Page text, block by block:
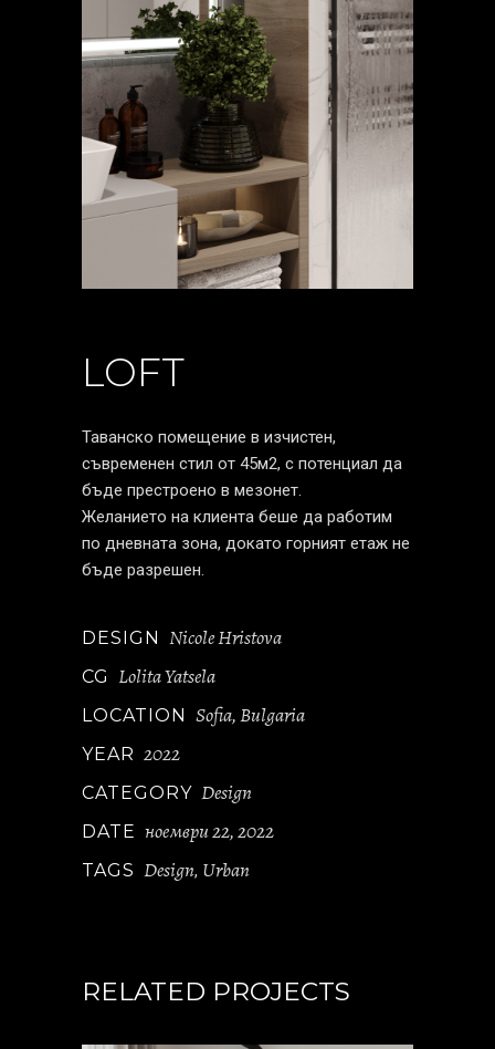
LOFT
Таванско помещение в изчистен,
съвременен стил от 45м2, с потенциал да
бъде престроено в мезонет.
Желанието на клиента беше да работим
по дневната зона, докато горният етаж не
бъде разрешен.
DESIGN Nicole Hristova
CG Lolita Yatsela
LOCATION Sofia, Bulgaria
YEAR 2022
CATEGORY Design
DATE ноември 22, 2022
TAGS Design, Urban
RELATED PROJECTS